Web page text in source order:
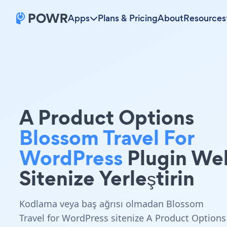
Apps Plans & PricingAboutResources
A Product Options
Blossom Travel For
WordPress Plugin
Sitenize Yerleştirin
Kodlama veya baş ağrısı olmadan Blossom
Travel for WordPress sitenize A Product Options